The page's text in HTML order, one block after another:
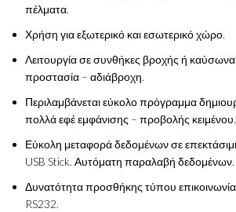
πέλματα.
Χρήση για εξωτερικό και εσωτερικό χώρο.
Λειτουργία σε συνθήκες βροχής ή
προστασία – αδιάβροχη.
Περιλαμβάνεται εύκολο πρόγραμμα
πολλά εφέ εμφάνισης – προβολής κειμένου.
Εύκολη μεταφορά δεδομένων σε
USB Stick. Αυτόματη παραλαβή δεδομένων.
Δυνατότητα προσθήκης τύπου
RS232.